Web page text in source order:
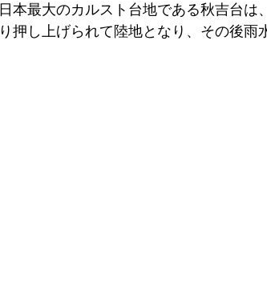
日本最大のカルスト台地である秋吉台は
り押し上げられて陸地となり、その後雨